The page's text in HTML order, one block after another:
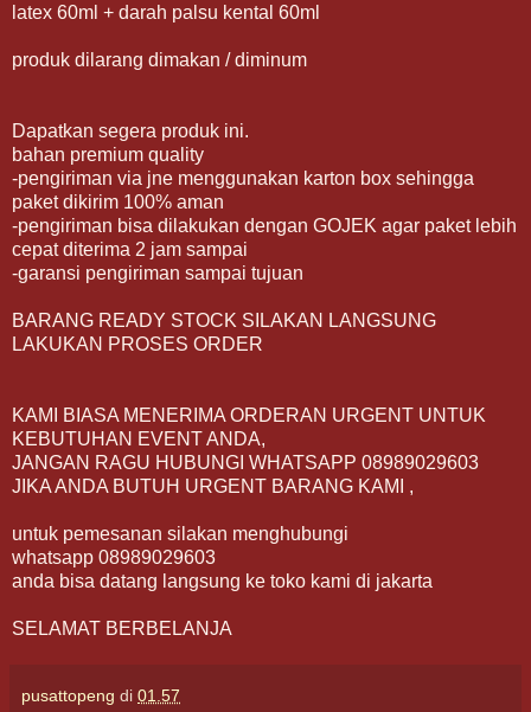
latex 60ml + darah palsu kental 60ml
produk dilarang dimakan / diminum
Dapatkan segera produk ini.
bahan premium quality
-pengiriman via jne menggunakan karton box sehingga
paket dikirim 100% aman
-pengiriman bisa dilakukan dengan GOJEK agar paket lebih
cepat diterima 2 jam sampai
-garansi pengiriman sampai tujuan
BARANG READY STOCK SILAKAN LANGSUNG
LAKUKAN PROSES ORDER
KAMI BIASA MENERIMA ORDERAN URGENT UNTUK
KEBUTUHAN EVENT ANDA,
JANGAN RAGU HUBUNGI WHATSAPP 08989029603
JIKA ANDA BUTUH URGENT BARANG KAMI ,
untuk pemesanan silakan menghubungi
whatsapp 08989029603
anda bisa datang langsung ke toko kami di jakarta
SELAMAT BERBELANJA
pusattopeng di 01.57